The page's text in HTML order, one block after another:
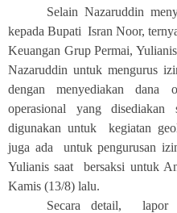
Selain Nazaruddin
kepada Bupati Isran Noor,
Keuangan Grup Permai,
Nazaruddin untuk mengurus
dengan menyediakan dana
operasional yang
digunakan untuk kegiatan
juga ada untuk pengurusan
Yulianis saat bersaksi untuk
Kamis (13/8) lalu.
Secara detail, lapor